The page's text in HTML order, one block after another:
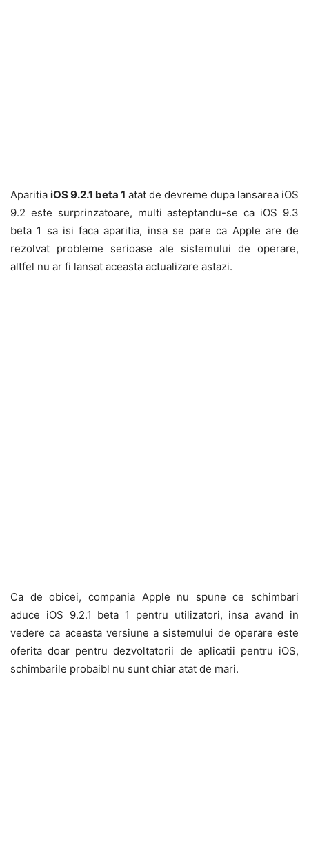
Aparitia iOS 9.2.1 beta 1 atat de devreme dupa lansarea iOS
9.2 este surprinzatoare, multi asteptandu-se ca iOS 9.3
beta 1 sa isi faca aparitia, insa se pare ca Apple are de
rezolvat probleme serioase ale sistemului de operare,
altfel nu ar fi lansat aceasta actualizare astazi.
Ca de obicei, compania Apple nu spune ce schimbari
aduce iOS 9.2.1 beta 1 pentru utilizatori, insa avand in
vedere ca aceasta versiune a sistemului de operare este
oferita doar pentru dezvoltatorii de aplicatii pentru iOS,
schimbarile probaibl nu sunt chiar atat de mari.